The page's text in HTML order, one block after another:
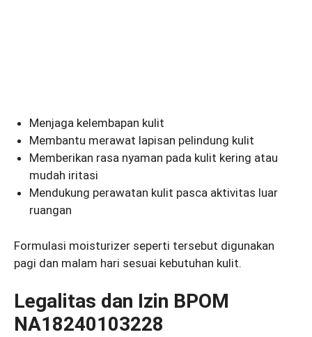
Menjaga kelembapan kulit
Membantu merawat lapisan pelindung kulit
Memberikan rasa nyaman pada kulit kering atau
mudah iritasi
Mendukung perawatan kulit pasca aktivitas luar
ruangan
Formulasi moisturizer seperti tersebut digunakan
pagi dan malam hari sesuai kebutuhan kulit.
Legalitas dan Izin BPOM
NA18240103228